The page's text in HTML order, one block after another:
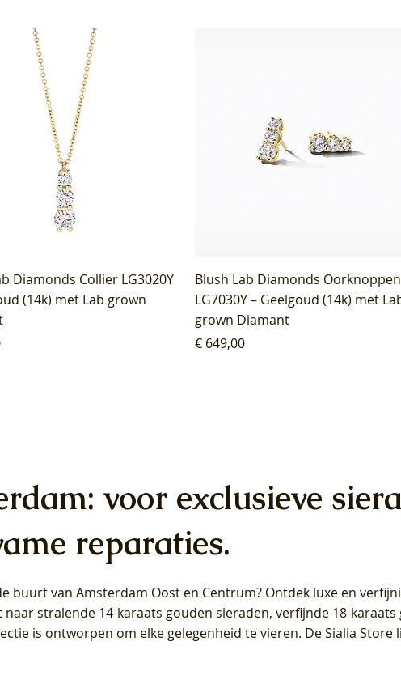
Diamonds Collier LG3020Y
(14k) met Lab grown
Blush Lab Diamonds Oorknoppen
LG7030Y – Geelgoud (14k) met
grown Diamant
Prijs
€ 649,00
Diamonds Oorhangers
S - Geelgoud (14k) met Lab
Blush Lab Diamonds Ring
Geelgoud (14k) met Lab grown
Diamant
Diamonds Ring LG1042Y –
(14k) met Lab grown
Blush Lab Diamonds Oorknoppen
LG7027Y - Geelgoud (14k) met Lab
grown Diamant
Diamonds Ring LG1044Y –
(14k) met Lab grown
Blush Lab Diamonds Oorknoppen
LG7026Y - Geelgoud (14k) met Lab
grown Diamant
voor exclusieve
reparaties.
buurt van Amsterdam Oost en Centrum? Ontdek luxe en
naar stralende 14-karaats gouden sieraden, verfijnde 18-
is ontworpen om elke gelegenheid te vieren. De Sialia Store